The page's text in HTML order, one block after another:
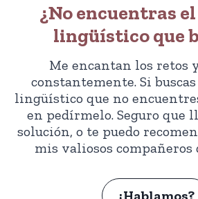
¿No encuentras
lingüístico que
Me encantan los retos
constantemente. Si
lingüístico que no
en pedírmelo. Seguro que
solución, o te puedo
mis valiosos compañeros
¿Hablamos?